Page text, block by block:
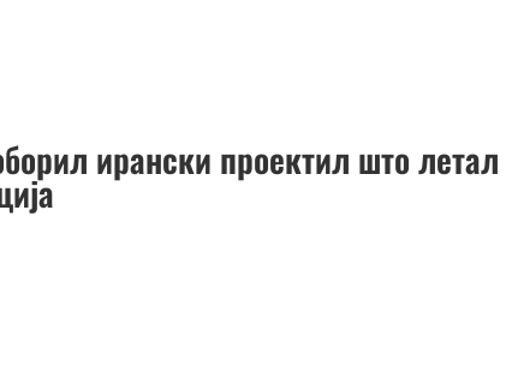
ирански проектил што летал